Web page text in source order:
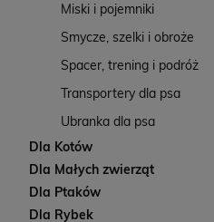
Miski i pojemniki
Smycze, szelki i obroże
Spacer, trening i podróż
Transportery dla psa
Ubranka dla psa
Dla Kotów
Dla Małych zwierząt
Dla Ptaków
Dla Rybek